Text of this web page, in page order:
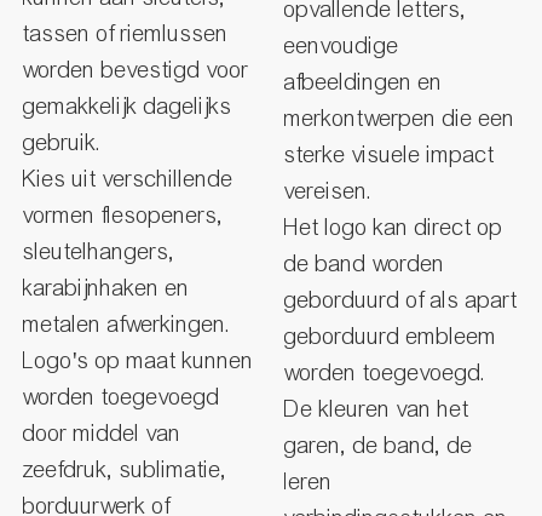
tassen of riemlussen
worden bevestigd voor
gemakkelijk dagelijks
gebruik.
Kies uit verschillende
vormen flesopeners,
sleutelhangers,
karabijnhaken en
metalen afwerkingen.
Logo's op maat kunnen
worden toegevoegd
door middel van
zeefdruk, sublimatie,
borduurwerk of
opvallende letters,
eenvoudige
afbeeldingen en
merkontwerpen die een
sterke visuele impact
vereisen.
Het logo kan direct op
de band worden
geborduurd of als apart
geborduurd embleem
worden toegevoegd.
De kleuren van het
garen, de band, de
leren